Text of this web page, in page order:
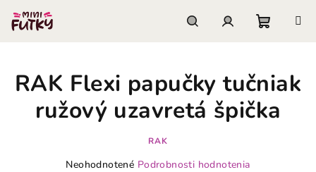
obsah
košík
RAK Flexi papučky tučniak
ružový uzavretá špička
RAK
Priemerné
Neohodnotené Podrobnosti hodnotenia